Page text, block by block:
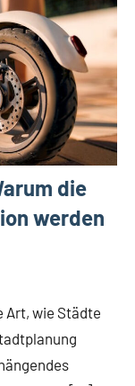
die
werden
Art, wie Städte